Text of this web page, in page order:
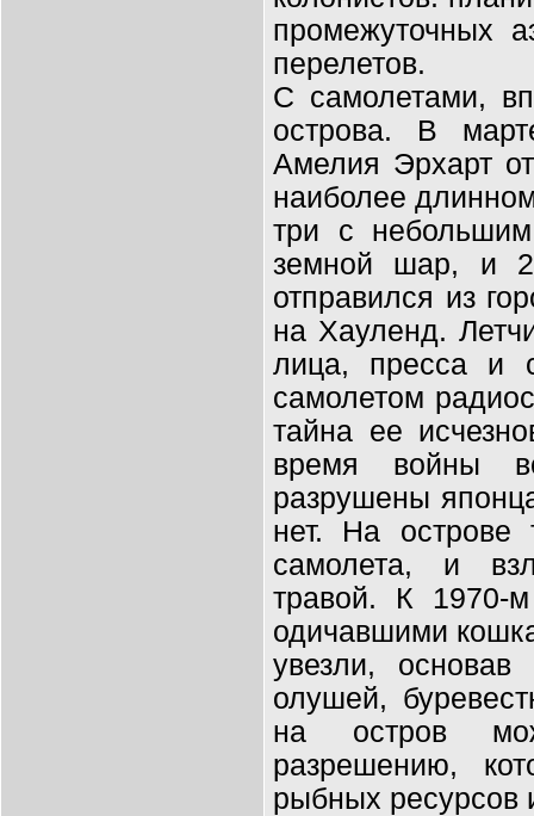
промежуточных
перелетов.
С самолетами,
острова. В
Амелия Эрхарт
наиболее
три с
земной шар, и
отправился из
на Хауленд.
лица, пресса и
самолетом
тайна ее
время войны
разрушены
нет. На острове
самолета, и
травой. К 1970-
одичавшими
увезли, основав
олушей,
на остров
разрешению,
рыбных ресурсов